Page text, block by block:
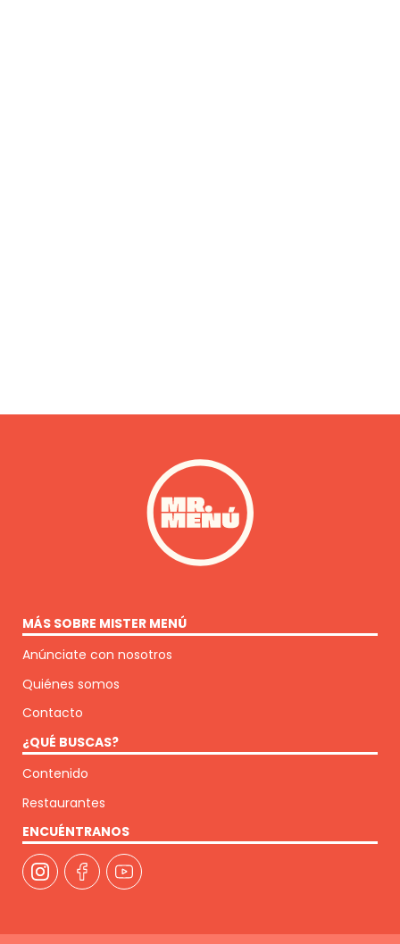
MÁS SOBRE MISTER MENÚ
Anúnciate con nosotros
Quiénes somos
Contacto
¿QUÉ BUSCAS?
Contenido
Restaurantes
ENCUÉNTRANOS